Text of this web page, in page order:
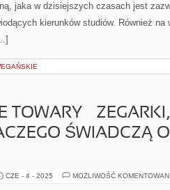
jaka w dzisiejszych czasach jest
kierunków studiów. Również
TOWARY –
ŚWIADCZĄ
CZE - 4 - 2025 MOŻLIWOŚĆ